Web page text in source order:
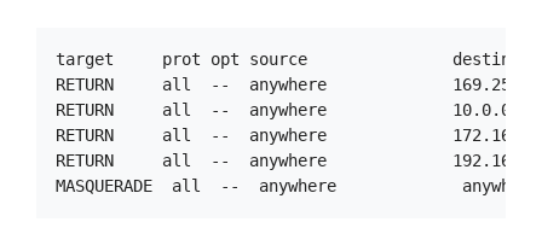
target     prot opt source
RETURN     all  --  anywhere
RETURN     all  --  anywhere             10.0.0.0/8
RETURN     all  --  anywhere             172.16.0.0/
RETURN     all  --  anywhere